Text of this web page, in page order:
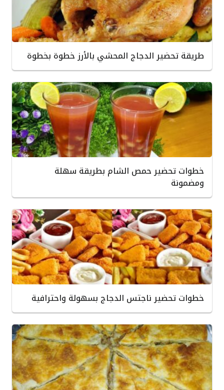
طريقة تحضير الدجاج المحشي بالأرز خطوة بخطوة
خطوات تحضير حمص الشام بطريقة سهلة
ومضمونة
خطوات تحضير ناجتس الدجاج بسهولة واحترافية